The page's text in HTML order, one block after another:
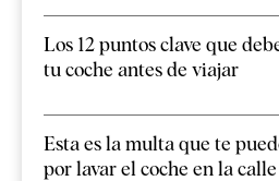
Los 12 puntos clave que
tu coche antes de viajar
Esta es la multa que te
por lavar el coche en la calle